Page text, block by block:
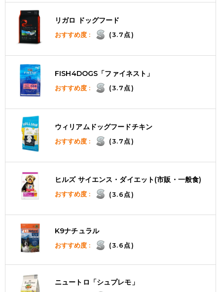
リガロ ドッグフード
おすすめ度 : (3.7点)
FISH4DOGS「ファイネスト」
おすすめ度 : (3.7点)
ウィリアムドッグフードチキン
おすすめ度 : (3.7点)
ヒルズ サイエンス・ダイエット(市販・一般食)
おすすめ度 : (3.6点)
K9ナチュラル
おすすめ度 : (3.6点)
ニュートロ「シュプレモ」